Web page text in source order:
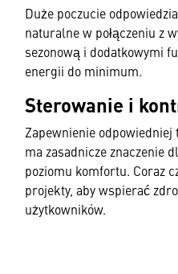
Duże poczucie
naturalne w połączeniu z
sezonową i dodatkowymi
energii do minimum.
Sterowanie i
Zapewnienie
ma zasadnicze znaczenie
poziomu komfortu. Coraz
projekty, aby wspierać
użytkowników.